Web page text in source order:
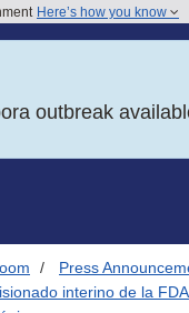
Here’s how you know
outbreak
Press
interino de la